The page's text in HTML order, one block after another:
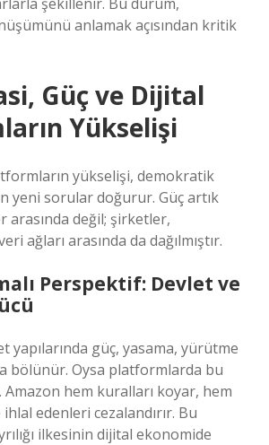
anlamak açısından kritik
Güç ve Dijital
Yükselişi
yükselişi, demokratik
yeni sorular doğurur. Güç artık
arasında değil; şirketler,
ağları arasında da dağılmıştır.
Perspektif: Devlet ve
yapılarında güç, yasama, yürütme
bölünür. Oysa platformlarda bu
Amazon hem kuralları koyar, hem
edenleri cezalandırır. Bu
ilkesinin dijital ekonomide